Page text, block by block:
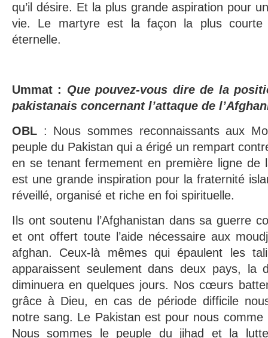
qu’il désire. Et la plus grande aspiration pour
vie. Le martyre est la façon la plus courte
éternelle.
Ummat : Que pouvez-vous dire de la
pakistanais concernant l’attaque de
OBL : Nous sommes reconnaissants aux
peuple du Pakistan qui a érigé un rempart
en se tenant fermement en première ligne de
est une grande inspiration pour la fraternité
réveillé, organisé et riche en foi spirituelle.
Ils ont soutenu l’Afghanistan dans sa guerre
et ont offert toute l’aide nécessaire aux
afghan. Ceux-là mêmes qui épaulent les
apparaissent seulement dans deux pays, la
diminuera en quelques jours. Nos cœurs
grâce à Dieu, en cas de période difficile
notre sang. Le Pakistan est pour nous
Nous sommes le peuple du jihad et la